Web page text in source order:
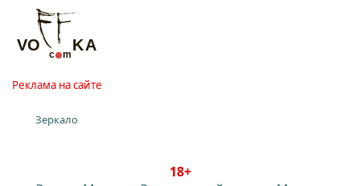
Реклама на сайте
Зеркало
18+